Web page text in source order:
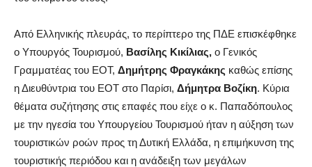
Από Ελληνικής πλευράς, το περίπτερο της ΠΔΕ επισκέφθηκε
ο Υπουργός Τουρισμού, Βασίλης Κικίλιας, ο Γενικός
Γραμματέας του ΕΟΤ, Δημήτρης Φραγκάκης καθώς επίσης
η Διευθύντρια του ΕΟΤ στο Παρίσι, Δήμητρα Βοζίκη. Κύρια
θέματα συζήτησης στις επαφές που είχε ο κ. Παπαδόπουλος
με την ηγεσία του Υπουργείου Τουρισμού ήταν η αύξηση των
τουριστικών ροών προς τη Δυτική Ελλάδα, η επιμήκυνση της
τουριστικής περιόδου και η ανάδειξη των μεγάλων